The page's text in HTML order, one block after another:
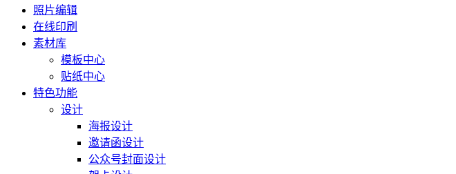
照片编辑
在线印刷
素材库
模板中心
贴纸中心
特色功能
设计
海报设计
邀请函设计
公众号封面设计